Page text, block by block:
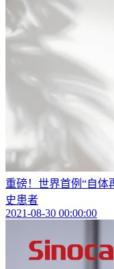
重磅！世界首例“自体
史患者
2021-08-30 00:00:00